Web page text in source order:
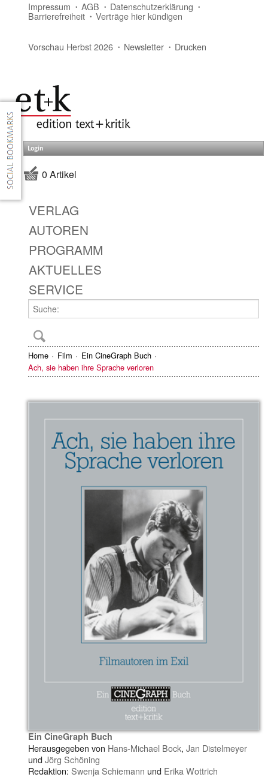
Impressum AGB Datenschutzerklärung
Barrierefreiheit Verträge hier kündigen
Vorschau Herbst 2026 Newsletter Drucken
Login
0 Artikel
VERLAG
AUTOREN
PROGRAMM
AKTUELLES
SERVICE
Home Film
Ein CineGraph Buch
Ach, sie haben ihre Sprache verloren
Ein CineGraph Buch
Herausgegeben von Hans-Michael Bock, Jan Distelmeyer
undJörg Schöning
Redaktion: Swenja Schiemann und Erika Wottrich